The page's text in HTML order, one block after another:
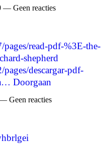
— Geen reacties
read-pdf-%3E-the-
shepherd
descargar-pdf-
Doorgaan
Geen reacties